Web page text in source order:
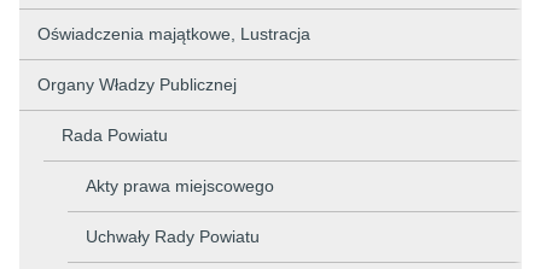
Oświadczenia majątkowe, Lustracja
Organy Władzy Publicznej
Rada Powiatu
Akty prawa miejscowego
Uchwały Rady Powiatu